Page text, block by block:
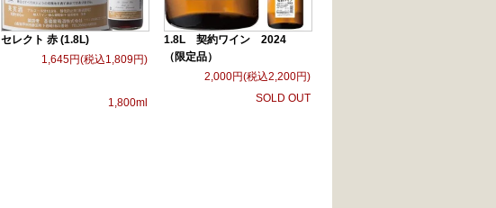
セレクト 赤 (1.8L)
1,645円(税込1,809円)
1,800ml
1.8L 契約ワイン 2024
（限定品）
2,000円(税込2,200円)
SOLD OUT